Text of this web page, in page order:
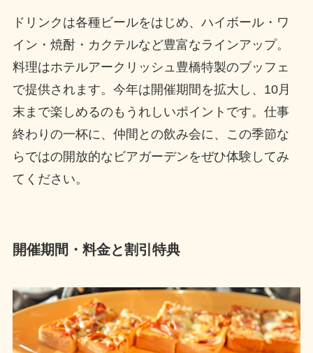
ドリンクは各種ビールをはじめ、ハイボール・ワ
イン・焼酎・カクテルなど豊富なラインアップ。
料理はホテルアークリッシュ豊橋特製のブッフェ
で提供されます。今年は開催期間を拡大し、10月
末まで楽しめるのもうれしいポイントです。仕事
終わりの一杯に、仲間との飲み会に、この季節な
らではの開放的なビアガーデンをぜひ体験してみ
てください。
開催期間・料金と割引特典